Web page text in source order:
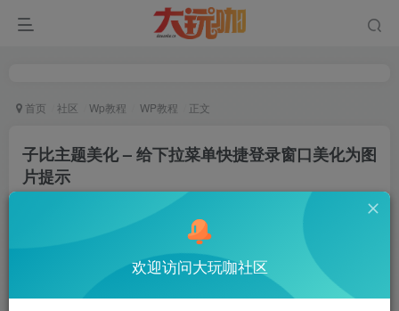
首页 社区 Wp教程 WP教程 正文
子比主题美化 – 给下拉菜单快捷登录窗口美化为图
片提示
关注 私信
欢迎访问大玩咖社区